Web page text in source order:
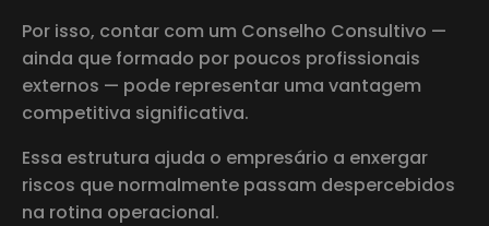
Por isso, contar com um Conselho Consultivo —
ainda que formado por poucos profissionais
externos — pode representar uma vantagem
competitiva significativa.
Essa estrutura ajuda o empresário a enxergar
riscos que normalmente passam despercebidos
na rotina operacional.